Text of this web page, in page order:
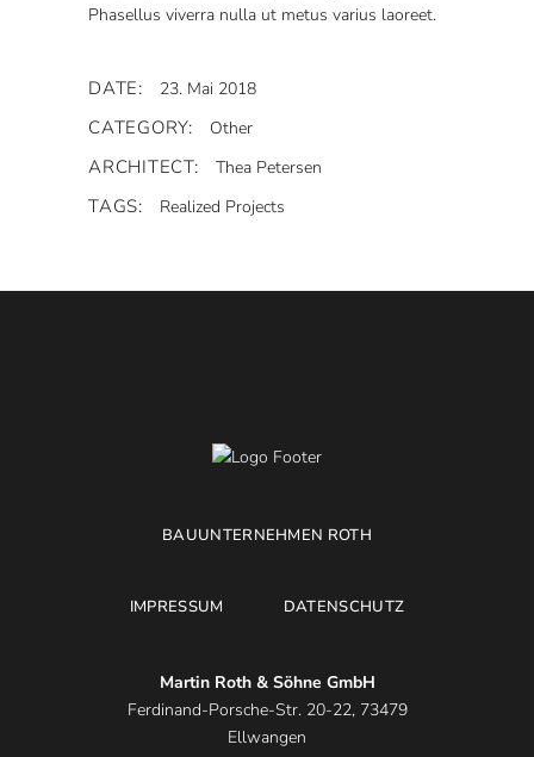
Phasellus viverra nulla ut metus varius laoreet.
DATE: 23. Mai 2018
CATEGORY: Other
ARCHITECT: Thea Petersen
TAGS: Realized Projects
BAUUNTERNEHMEN ROTH
IMPRESSUM DATENSCHUTZ
Martin Roth & Söhne GmbH
Ferdinand-Porsche-Str. 20-22, 73479
Ellwangen